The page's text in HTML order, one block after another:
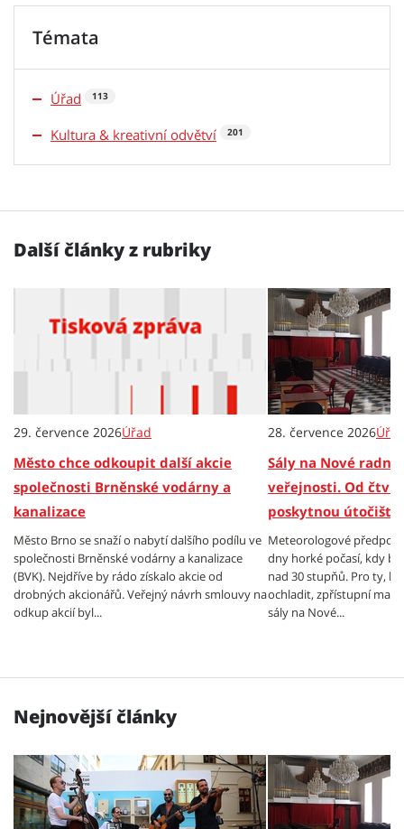
Témata
Úřad 113
Kultura & kreativní odvětví 201
Další články z rubriky
29. července 2026Úřad
Město chce odkoupit další akcie
společnosti Brněnské vodárny a
kanalizace
Město Brno se snaží o nabytí dalšího podílu ve
společnosti Brněnské vodárny a kanalizace
(BVK). Nejdříve by rádo získalo akcie od
drobných akcionářů. Veřejný návrh smlouvy na
odkup akcií byl...
28. července 2026
Sály na Nové
veřejnosti. Od
poskytnou
Meteorologové
dny horké počasí, kdy
nad 30 stupňů. Pro ty,
ochladit, zpřístupní
sály na Nové...
Nejnovější články